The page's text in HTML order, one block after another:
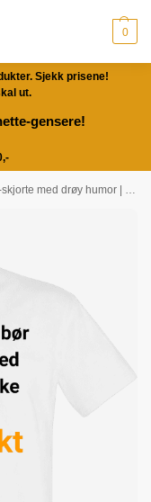
0
Sjekk prisene!
ut.
gensere!
drøy humor | Morsom gave